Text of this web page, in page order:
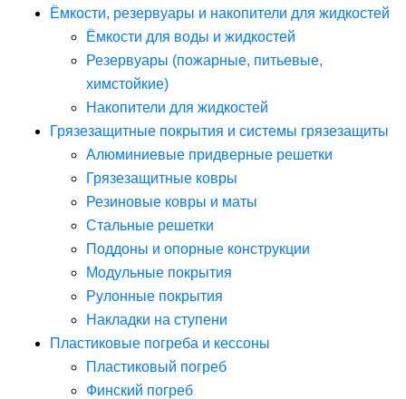
Ёмкости, резервуары и накопители для жидкостей
Ёмкости для воды и жидкостей
Резервуары (пожарные, питьевые,
химстойкие)
Накопители для жидкостей
Грязезащитные покрытия и системы грязезащиты
Алюминиевые придверные решетки
Грязезащитные ковры
Резиновые ковры и маты
Стальные решетки
Поддоны и опорные конструкции
Модульные покрытия
Рулонные покрытия
Накладки на ступени
Пластиковые погреба и кессоны
Пластиковый погреб
Финский погреб